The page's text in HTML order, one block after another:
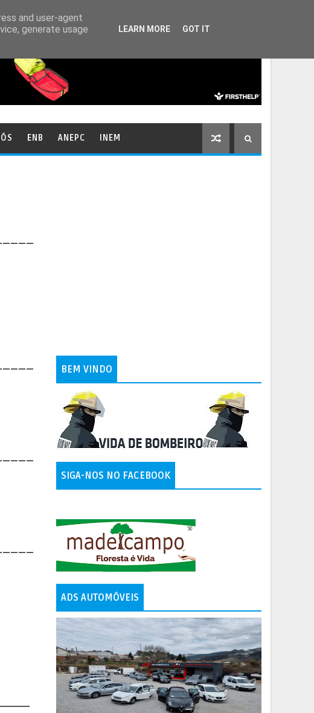
ENB ANEPC INEM
BEM VINDO
SIGA-NOS NO FACEBOOK
ADS AUTOMÓVEIS
and user-agent
generate usage
LEARN MORE GOT IT